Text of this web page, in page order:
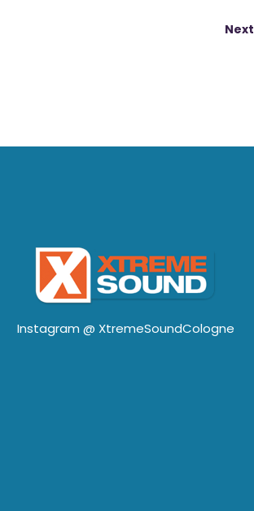
Next
Instagram @ XtremeSoundCologne